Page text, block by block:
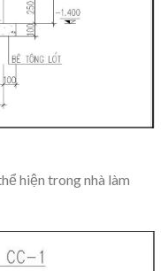
hiện trong nhà làm